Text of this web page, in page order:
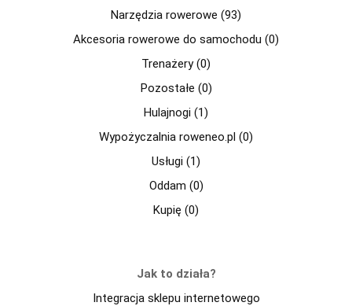
Narzędzia rowerowe (93)
Akcesoria rowerowe do samochodu (0)
Trenażery (0)
Pozostałe (0)
Hulajnogi (1)
Wypożyczalnia roweneo.pl (0)
Usługi (1)
Oddam (0)
Kupię (0)
Jak to działa?
Integracja sklepu internetowego